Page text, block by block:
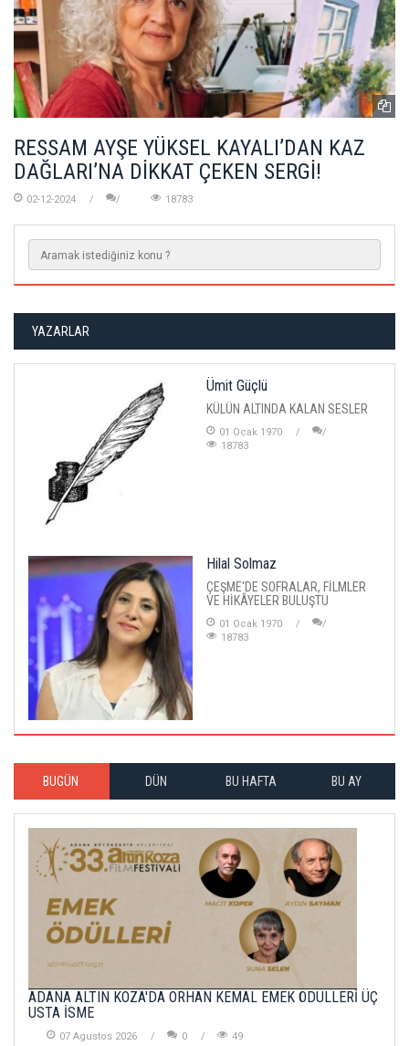
RESSAM AYŞE YÜKSEL KAYALI’DAN KAZ
DAĞLARI’NA DİKKAT ÇEKEN SERGİ!
02-12-2024 18783
YAZARLAR
Ümit Güçlü
KÜLÜN ALTINDA KALAN SESLER
01 Ocak 1970
18783
Hilal Solmaz
ÇEŞME'DE SOFRALAR, FİLMLER
VE HİKÂYELER BULUŞTU
01 Ocak 1970
18783
BUGÜN DÜN BU HAFTA BU AY
ADANA ALTIN KOZA'DA ORHAN KEMAL EMEK ÖDÜLLERİ ÜÇ
USTA İSME
07 Agustos 2026 0 49